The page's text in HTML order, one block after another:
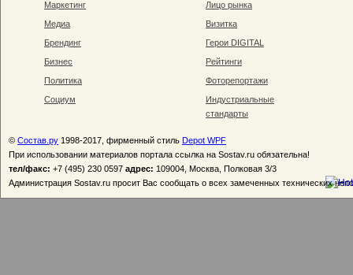
Маркетинг
Медиа
Брендинг
Бизнес
Политика
Социум
Лицо рынка
Визитка
Герои DIGITAL
Рейтинги
Фоторепортажи
Индустриальные
стандарты
© Состав.ру 1998-2017, фирменный стиль Depot WPF
При использовании материалов портала ссылка на Sostav.ru обязательна!
тел/факс: +7 (495) 230 0597 адрес: 109004, Москва, Полковая 3/3
Администрация Sostav.ru просит Вас сообщать о всех замеченных технических